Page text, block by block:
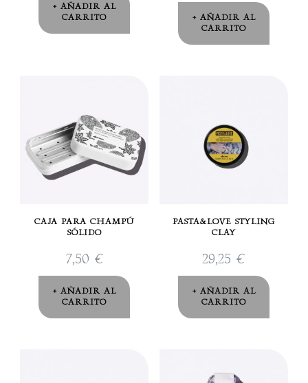
AÑADIR AL
CARRITO
AÑADIR AL
CARRITO
CAJA PARA CHAMPÚ
SÓLIDO
7,50 €
AÑADIR AL
CARRITO
PASTA&LOVE STYLING
CLAY
29,25 €
AÑADIR AL
CARRITO